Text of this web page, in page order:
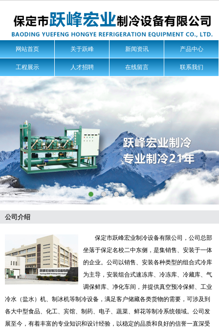
网站首页 关于跃峰 新闻资讯 产品中心
工程展示 人才招聘 在线留言 联系我们
公司介绍
保定市跃峰宏业制冷设备有限公司，公司总部
坐落于保定名校二中东侧，是集销售、安装于一体
的企业。公司以销售、安装各种类型的组合式冷库
为主导，安装组合式速冻库、冷冻库、冷藏库、气
调保鲜库、净化车间，并提供真空预冷保鲜、工业
冷水（盐水）机、制冰机等制冷设备，满足客户储藏各类货物的需要，可涉及到
各大中型食品、化工、宾馆、制药、电子、蔬菜、鲜花等制冷系统领域。公司发
展至今，有着丰富的专业知识和设计经验，以稳定的品质和良好的信誉一直深受